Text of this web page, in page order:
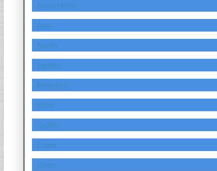
Aston Martin
Audi
Austin
Bentley
Bimantara
BMW
Cadillac
Chana
Chery